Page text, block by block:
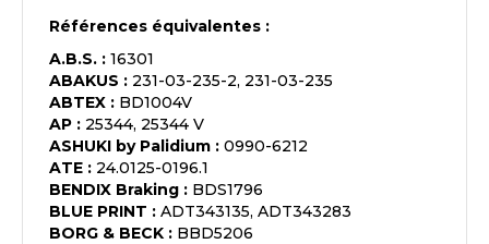
Références équivalentes :
A.B.S. : 16301
ABAKUS : 231-03-235-2, 231-03-235
ABTEX : BD1004V
AP : 25344, 25344 V
ASHUKI by Palidium : 0990-6212
ATE : 24.0125-0196.1
BENDIX Braking : BDS1796
BLUE PRINT : ADT343135, ADT343283
BORG & BECK : BBD5206